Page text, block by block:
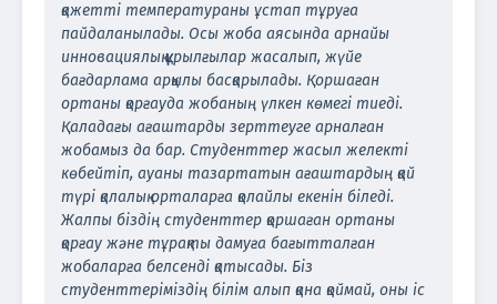
қажетті температураны ұстап тұруға
пайдаланылады. Осы жоба аясында арнайы
инновациялық құрылғылар жасалып, жүйе
бағдарлама арқылы басқарылады. Қоршаған
ортаны қорғауда жобаның үлкен көмегі тиеді.
Қаладағы ағаштарды зерттеуге арналған
жобамыз да бар. Студенттер жасыл желекті
көбейтіп, ауаны тазартатын ағаштардың қай
түрі қалалық орталарға қолайлы екенін біледі.
Жалпы біздің студенттер қоршаған ортаны
қорғау және тұрақты дамуға бағытталған
жобаларға белсенді қатысады. Біз
студенттеріміздің білім алып қана қоймай, оны іс